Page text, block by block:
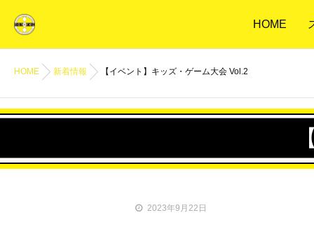
HOME
HOME 新着情報 【イベント】キッズ・ゲーム大会 Vol.2
2023年9月22日